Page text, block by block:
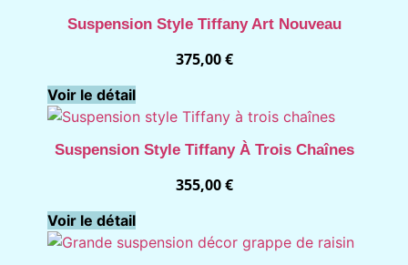
Suspension Style Tiffany Art Nouveau
375,00€
Voir le détail
Suspension Style Tiffany À Trois Chaînes
355,00€
Voir le détail